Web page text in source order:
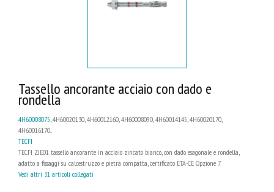
Tassello ancorante acciaio con dado e
rondella
4H60008075, 4H60020130, 4H60012160, 4H60008090, 4H60014145, 4H60020170,
4H60016170...
TECFI
TECFI ZJE01 tassello ancorante in acciaio zincato bianco, con dado esagonale e rondella,
adatto a fissaggi su calcestruzzo e pietra compatta, certificato ETA-CE Opzione 7
Vedi altri 31 articoli collegati